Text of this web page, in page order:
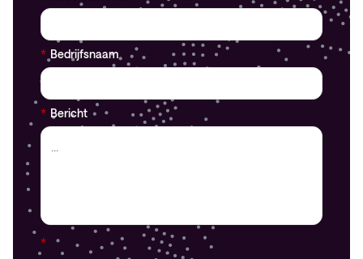
* Bedrijfsnaam
* Bericht
*